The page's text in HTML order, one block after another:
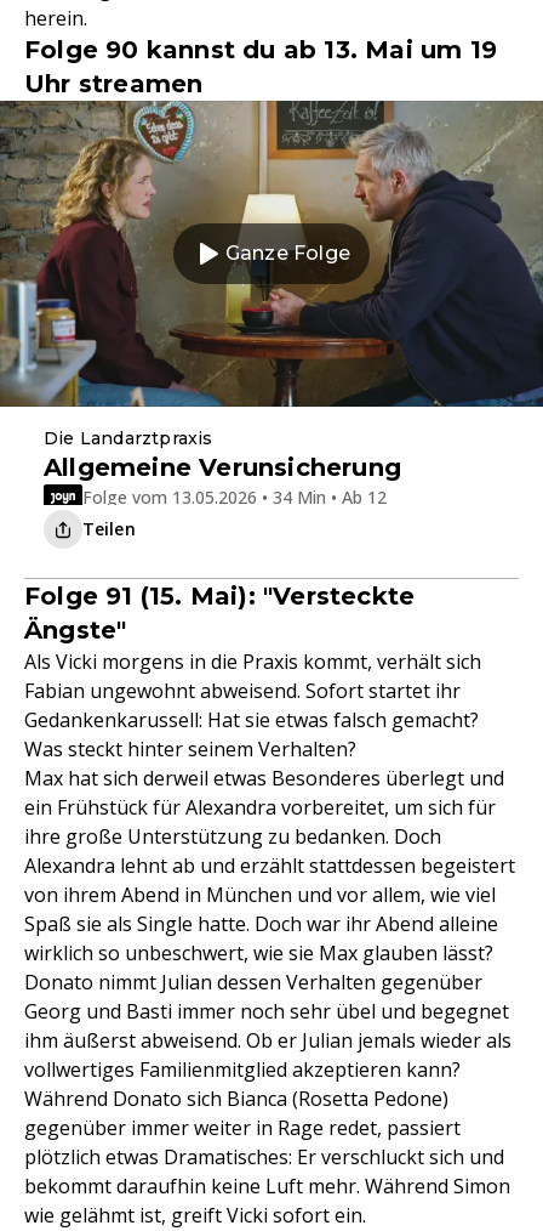
herein.
Folge 90 kannst du ab 13. Mai um 19
Uhr streamen
Ganze Folge
Die Landarztpraxis
Allgemeine Verunsicherung
Folge vom 13.05.2026 • 34 Min • Ab 12
Teilen
Folge 91 (15. Mai): "Versteckte
Ängste"
Als Vicki morgens in die Praxis kommt, verhält sich
Fabian ungewohnt abweisend. Sofort startet ihr
Gedankenkarussell: Hat sie etwas falsch gemacht?
Was steckt hinter seinem Verhalten?
Max hat sich derweil etwas Besonderes überlegt und
ein Frühstück für Alexandra vorbereitet, um sich für
ihre große Unterstützung zu bedanken. Doch
Alexandra lehnt ab und erzählt stattdessen begeistert
von ihrem Abend in München und vor allem, wie viel
Spaß sie als Single hatte. Doch war ihr Abend alleine
wirklich so unbeschwert, wie sie Max glauben lässt?
Donato nimmt Julian dessen Verhalten gegenüber
Georg und Basti immer noch sehr übel und begegnet
ihm äußerst abweisend. Ob er Julian jemals wieder als
vollwertiges Familienmitglied akzeptieren kann?
Während Donato sich Bianca (Rosetta Pedone)
gegenüber immer weiter in Rage redet, passiert
plötzlich etwas Dramatisches: Er verschluckt sich und
bekommt daraufhin keine Luft mehr. Während Simon
wie gelähmt ist, greift Vicki sofort ein.